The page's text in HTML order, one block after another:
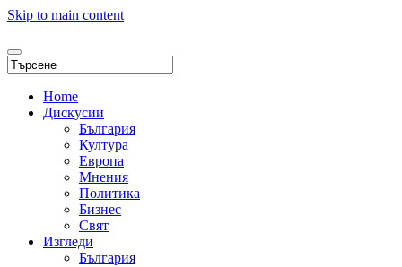
Skip to main content
Home
Дискусии
България
Култура
Европа
Мнения
Политика
Бизнес
Свят
Изгледи
България